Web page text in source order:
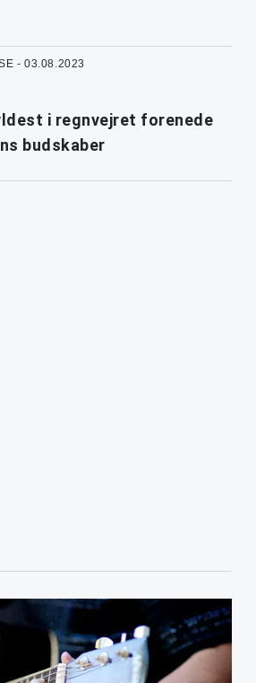
- 03.08.2023
i regnvejret forenede
budskaber